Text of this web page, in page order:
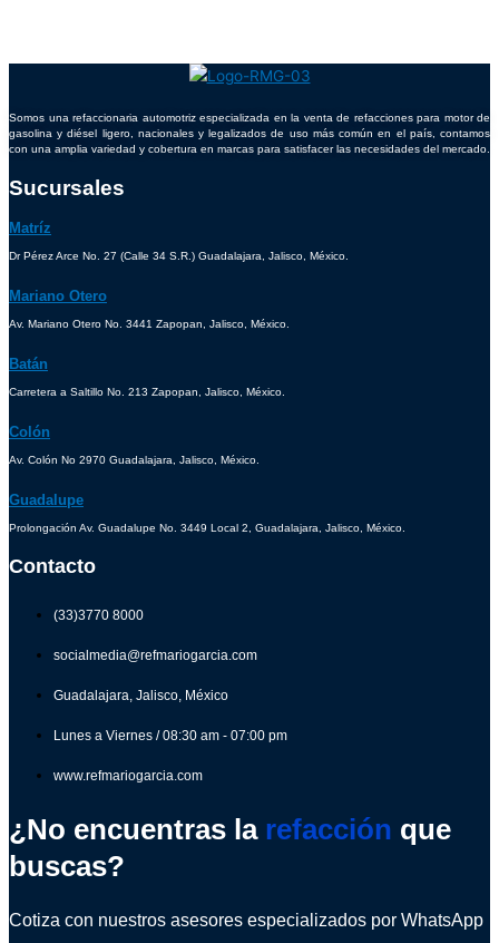
Somos una refaccionaria automotriz especializada en la venta de refacciones para motor de
gasolina y diésel ligero, nacionales y legalizados de uso más común en el país, contamos
con una amplia variedad y cobertura en marcas para satisfacer las necesidades del mercado.
Sucursales
Matríz
Dr Pérez Arce No. 27 (Calle 34 S.R.) Guadalajara, Jalisco, México.
Mariano Otero
Av. Mariano Otero No. 3441 Zapopan, Jalisco, México.
Batán
Carretera a Saltillo No. 213 Zapopan, Jalisco, México.
Colón
Av. Colón No 2970 Guadalajara, Jalisco, México.
Guadalupe
Prolongación Av. Guadalupe No. 3449 Local 2, Guadalajara, Jalisco, México.
Contacto
(33)3770 8000
socialmedia@refmariogarcia.com
Guadalajara, Jalisco, México
Lunes a Viernes / 08:30 am - 07:00 pm
www.refmariogarcia.com
¿No encuentras la refacción que
buscas?
Cotiza con nuestros asesores especializados por WhatsApp